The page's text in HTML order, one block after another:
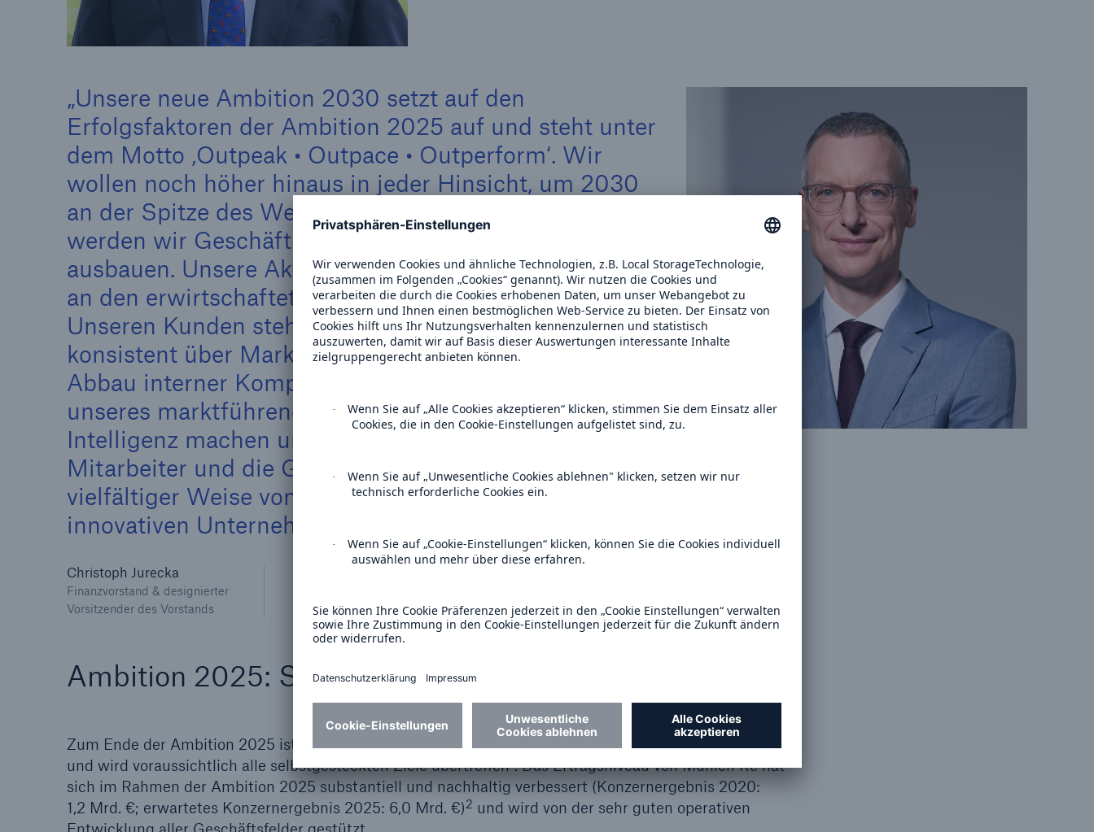
Unsere neue Ambition 2030 setzt auf den
Erfolgsfaktoren der Ambition 2025 auf und steht unter
dem Motto ‚Outpeak • Outpace • Outperform‘. Wir
wollen noch höher hinaus in jeder Hinsicht, um 2030
an der Spitze des Wettbewerbs zu stehen. Hierfür
werden wir Geschäft in allen Segmenten profitabel
ausbauen. Unsere Aktionäre werden wir noch stärker
an den erwirtschafteten Ergebnissen beteiligen.
Unseren Kunden stehen wir dank unserer Kapitalstärke
konsistent über Marktzyklen hinweg zur Seite. Der
Abbau interner Komplexität und die Kombination
unseres marktführenden Knowhows mit künstlicher
Intelligenz machen uns zudem schneller. Unsere
Mitarbeiter und die Gesellschaft profitieren in
vielfältiger Weise von einem globalen, modernen und
innovativen Unternehmen.
Christoph Jurecka
Finanzvorstand & designierter
Vorsitzender des Vorstands
Ambition 2025: Scaled • Shaped • Succeeded
Zum Ende der Ambition 2025 ist die Munich Re Gruppe in einer wirtschaftlich exzellenten Verfassung
und wird voraussichtlich alle selbstgesteckten Ziele übertreffen . Das Ertragsniveau von Munich Re hat
sich im Rahmen der Ambition 2025 substantiell und nachhaltig verbessert (Konzernergebnis 2020:
1,2 Mrd. €; erwartetes Konzernergebnis 2025: 6,0 Mrd. €)2 und wird von der sehr guten operativen